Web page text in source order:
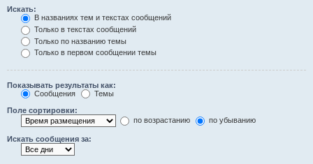
Искать:
В названиях тем и текстах сообщений
Только в текстах сообщений
Только по названию темы
Только в первом сообщении темы
Показывать результаты как:
Сообщения
Темы
Поле сортировки:
по возрастанию
по убыванию
Искать сообщения за: